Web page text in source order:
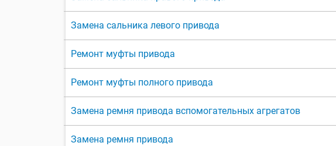
Замена сальника левого привода
Ремонт муфты привода
Ремонт муфты полного привода
Замена ремня привода вспомогательных агрегатов
Замена ремня привода